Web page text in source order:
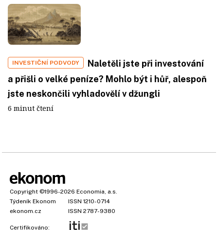
INVESTIČNÍ PODVODY
Naletěli jste při investování
a přišli o velké peníze? Mohlo být i hůř, alespoň
jste neskončili vyhladovělí v džungli
6 minut čtení
Copyright ©1996-2026 Economia, a.s.
Týdeník Ekonom
ISSN 1210-0714
ekonom.cz
ISSN 2787-9380
Certifikováno: